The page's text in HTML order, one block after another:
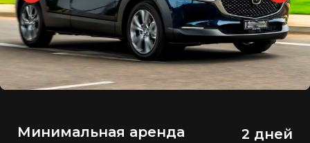
Минимальная аренда 2 дней